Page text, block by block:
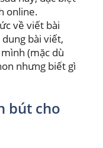
online.
về viết bài
bài viết,
(mặc dù
nhưng biết gì
bút cho